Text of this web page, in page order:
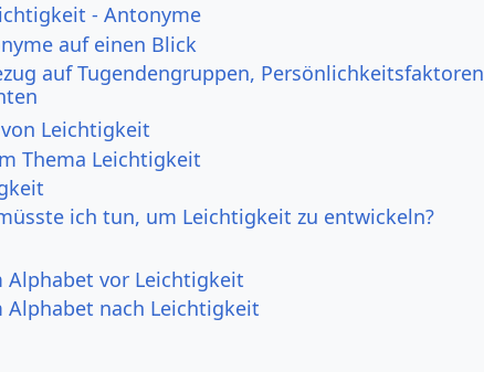
- Antonyme
auf einen Blick
auf Tugendengruppen, Persönlichkeitsfaktoren
Leichtigkeit
Thema Leichtigkeit
ich tun, um Leichtigkeit zu entwickeln?
Alphabet vor Leichtigkeit
Alphabet nach Leichtigkeit